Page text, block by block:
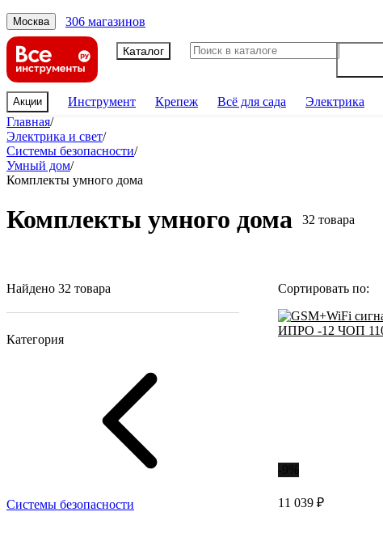
Москва 306 магазинов
Каталог
Акции Инструмент Крепеж Всё для сада Электрика
Главная/
Электрика и свет/
Системы безопасности/
Умный дом/
Комплекты умного дома
Комплекты умного дома 32 товара
Найдено 32 товара
Категория
Системы безопасности
Сортировать по:
11 039 ₽